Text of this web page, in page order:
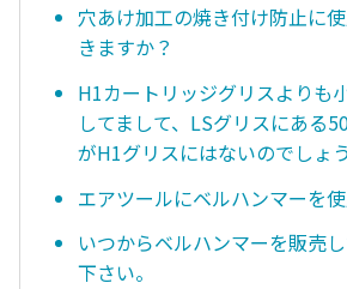
穴あけ加工の焼き付け防止に
きますか？
H1カートリッジグリスよりも
してまして、LSグリスにある
がH1グリスにはないのでしょう
エアツールにベルハンマーを
いつからベルハンマーを販売
下さい。